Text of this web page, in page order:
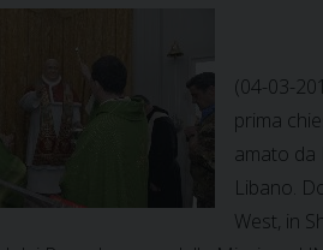
(04-03-
prima
amato da
Libano.
West, in